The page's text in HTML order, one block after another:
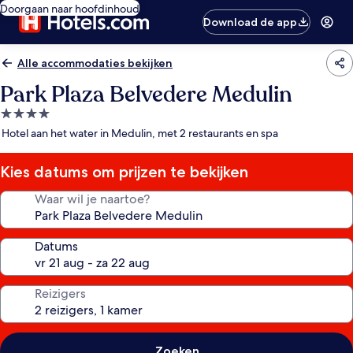
Doorgaan naar hoofdinhoud
Download de app
Alle accommodaties bekijken
Park Plaza Belvedere Medulin
4.0-
sterrenaccommodatie
Hotel aan het water in Medulin, met 2 restaurants en spa
Kies datums om prijzen te bekijken
Waar wil je naartoe?
Datums
Reizigers